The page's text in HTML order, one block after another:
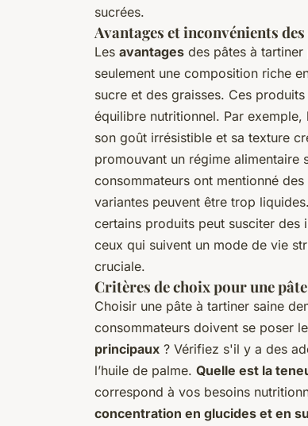
sucrées.
Avantages et inconvénients
Les avantages des pâtes à
seulement une composition riche
sucre et des graisses. Ces
équilibre nutritionnel. Par
son goût irrésistible et sa texture
promouvant un régime alimentaire
consommateurs ont mentionné
variantes peuvent être trop
certains produits peut susciter des
ceux qui suivent un mode de vie
cruciale.
Critères de choix pour une
Choisir une pâte à tartiner saine
consommateurs doivent se poser
principaux ? Vérifiez s'il y a des
l’huile de palme. Quelle est la
correspond à vos besoins
concentration en glucides et en